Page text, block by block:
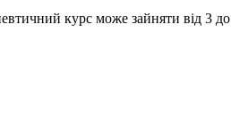
курс може зайняти від 3